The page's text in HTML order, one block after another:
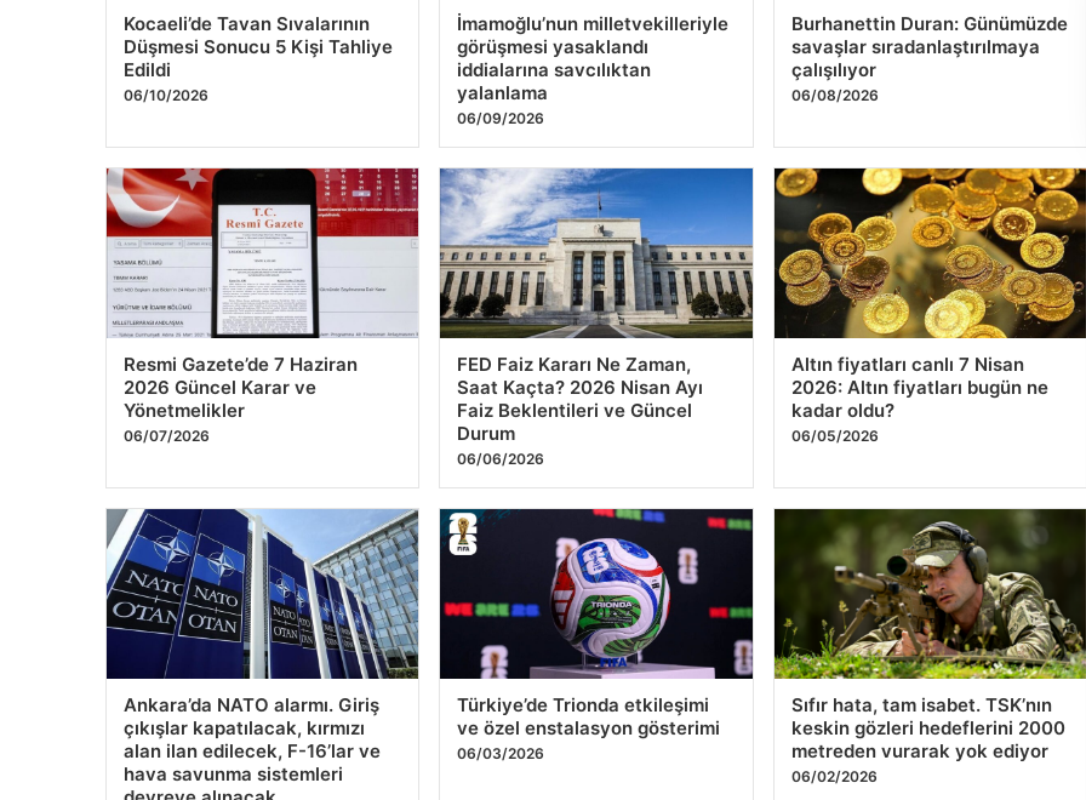
Resmi Gazete’de 7 Haziran
2026 Güncel Karar ve
Yönetmelikler
06/07/2026
FED Faiz Kararı Ne Zaman,
Saat Kaçta? 2026 Nisan Ayı
Faiz Beklentileri ve Güncel
Durum
06/06/2026
Altın fiyatları canlı 7 Nisan
2026: Altın fiyatları bugün ne
kadar oldu?
06/05/2026
Ankara’da NATO alarmı. Giriş
çıkışlar kapatılacak, kırmızı
alan ilan edilecek, F-16’lar ve
hava savunma sistemleri
devreye alınacak
Türkiye’de Trionda etkileşimi
ve özel enstalasyon gösterimi
06/03/2026
Sıfır hata, tam isabet. TSK’nın
keskin gözleri hedeflerini 2000
metreden vurarak yok ediyor
06/02/2026
Tokat’ta Kene Tehlikesi
Yeniden Kendini Göstermeye
Başladı: 3 Kişide KKKA Tanısı
Koyuldu
Lider bahis sitesinde sağlam
bahis macerası
06/01/2026
Hastaş Beton
05/26/2026